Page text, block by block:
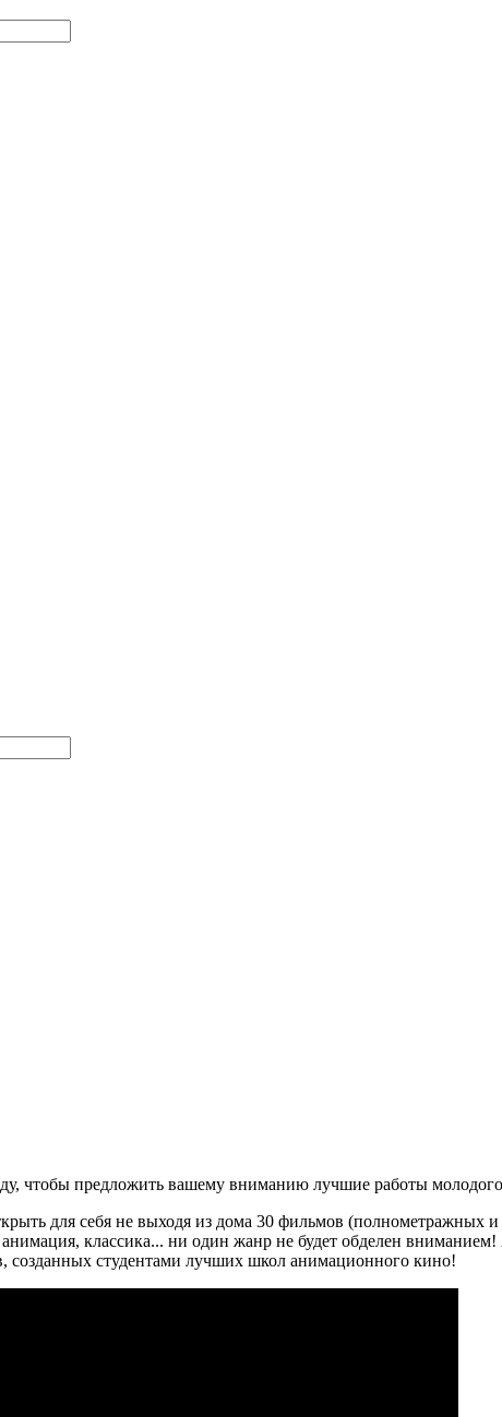
чтобы предложить вашему вниманию лучшие работы
для себя не выходя из дома 30 фильмов (полнометражных
классика... ни один жанр не будет обделен
студентами лучших школ анимационного кино!